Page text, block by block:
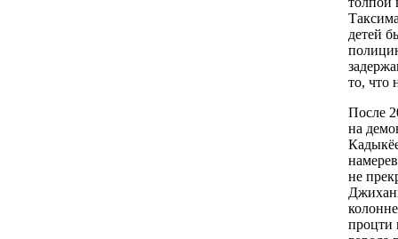
детей
то, что
После
на
не
процти